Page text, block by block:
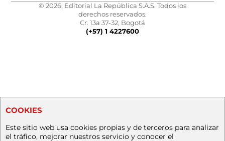
© 2026, Editorial La República S.A.S. Todos los
derechos reservados.
Cr. 13a 37-32, Bogotá
(+57) 1 4227600
COOKIES
Este sitio web usa cookies propias y de terceros para analizar
el tráfico, mejorar nuestros servicio y conocer el